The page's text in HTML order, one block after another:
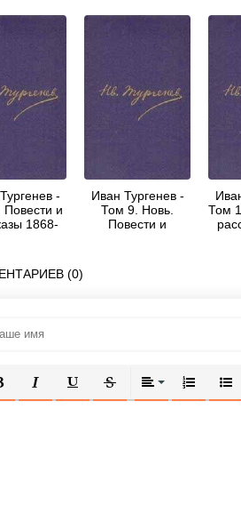
-
и
1868-
Иван Тургенев -
Том 9. Новь.
Повести и
Том
(0)
КУРСИВПОДЧЕРКНУТЫЙ
ЗАЧЕРКНУТЫЙ